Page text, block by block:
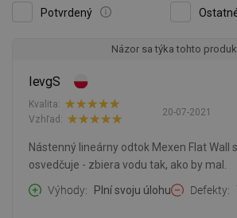
Potvrdený
Názor sa týka tohto
IevgS
20-07-2021
Kvalita:
Vzhľad:
Nástenný lineárny odtok Mexen Flat Wall
osvedčuje - zbiera vodu tak, ako by mal.
Výhody
Plní svoju úlohu Defekty